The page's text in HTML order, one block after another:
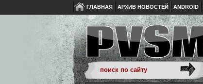
ГЛАВНАЯ АРХИВ НОВОСТЕЙ ANDROID